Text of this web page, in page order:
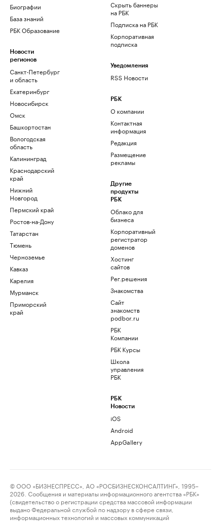
Биографии
База знаний
РБК Образование
Новости
регионов
Санкт-Петербург
и область
Екатеринбург
Новосибирск
Омск
Башкортостан
Вологодская
область
Калининград
Краснодарский
край
Нижний
Новгород
Пермский край
Ростов-на-Дону
Татарстан
Тюмень
Черноземье
Кавказ
Карелия
Мурманск
Приморский
край
Скрыть баннеры
на РБК
Подписка на РБК
Корпоративная
подписка
Уведомления
RSS Новости
РБК
О компании
Контактная
информация
Редакция
Размещение
рекламы
Другие
продукты
РБК
Облако для
бизнеса
Корпоративный
регистратор
доменов
Хостинг
сайтов
Рег.решения
Знакомства
Сайт
знакомств
podbor.ru
РБК
Компании
РБК Курсы
Школа
управления
РБК
РБК
Новости
iOS
Android
AppGallery
© ООО «БИЗНЕСПРЕСС», АО «РОСБИЗНЕСКОНСАЛТИНГ», 1995–
2026. Сообщения и материалы информационного агентства «РБК»
(свидетельство о регистрации средства массовой информации
выдано Федеральной службой по надзору в сфере связи,
информационных технологий и массовых коммуникаций